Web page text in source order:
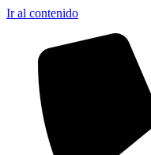
Ir al contenido